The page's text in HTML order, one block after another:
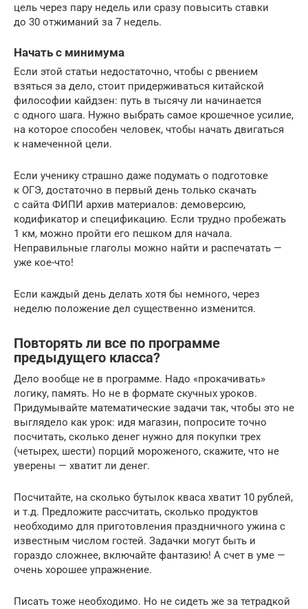
цель через пару недель или сразу повысить ставки
до 30 отжиманий за 7 недель.
Начать с минимума
Если этой статьи недостаточно, чтобы с рвением
взяться за дело, стоит придерживаться китайской
философии кайдзен: путь в тысячу ли начинается
с одного шага. Нужно выбрать самое крошечное усилие,
на которое способен человек, чтобы начать двигаться
к намеченной цели.
Если ученику страшно даже подумать о подготовке
к ОГЭ, достаточно в первый день только скачать
с сайта ФИПИ архив материалов: демоверсию,
кодификатор и спецификацию. Если трудно пробежать
1 км, можно пройти его пешком для начала.
Неправильные глаголы можно найти и распечатать —
уже кое-что!
Если каждый день делать хотя бы немного, через
неделю положение дел существенно изменится.
Повторять ли все по программе
предыдущего класса?
Дело вообще не в программе. Надо «прокачивать»
логику, память. Но не в формате скучных уроков.
Придумывайте математические задачи так, чтобы это не
выглядело как урок: идя магазин, попросите точно
посчитать, сколько денег нужно для покупки трех
(четырех, шести) порций мороженого, скажите, что не
уверены — хватит ли денег.
Посчитайте, на сколько бутылок кваса хватит 10 рублей,
и т.д. Предложите рассчитать, сколько продуктов
необходимо для приготовления праздничного ужина с
известным числом гостей. Задачки могут быть и
гораздо сложнее, включайте фантазию! А счет в уме —
очень хорошее упражнение.
Писать тоже необходимо. Но не сидеть же за тетрадкой